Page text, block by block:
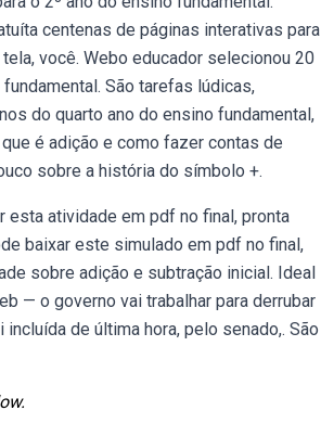
centenas de páginas interativas para
você. Webo educador selecionou 20
São tarefas lúdicas,
do quarto ano do ensino fundamental,
é adição e como fazer contas de
sobre a história do símbolo +.
esta atividade em pdf no final, pronta
baixar este simulado em pdf no final,
sobre adição e subtração inicial. Ideal
— o governo vai trabalhar para derrubar
de última hora, pelo senado,. São